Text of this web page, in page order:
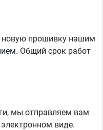
прошивку нашим
Общий срок работ
мы отправляем вам
виде.